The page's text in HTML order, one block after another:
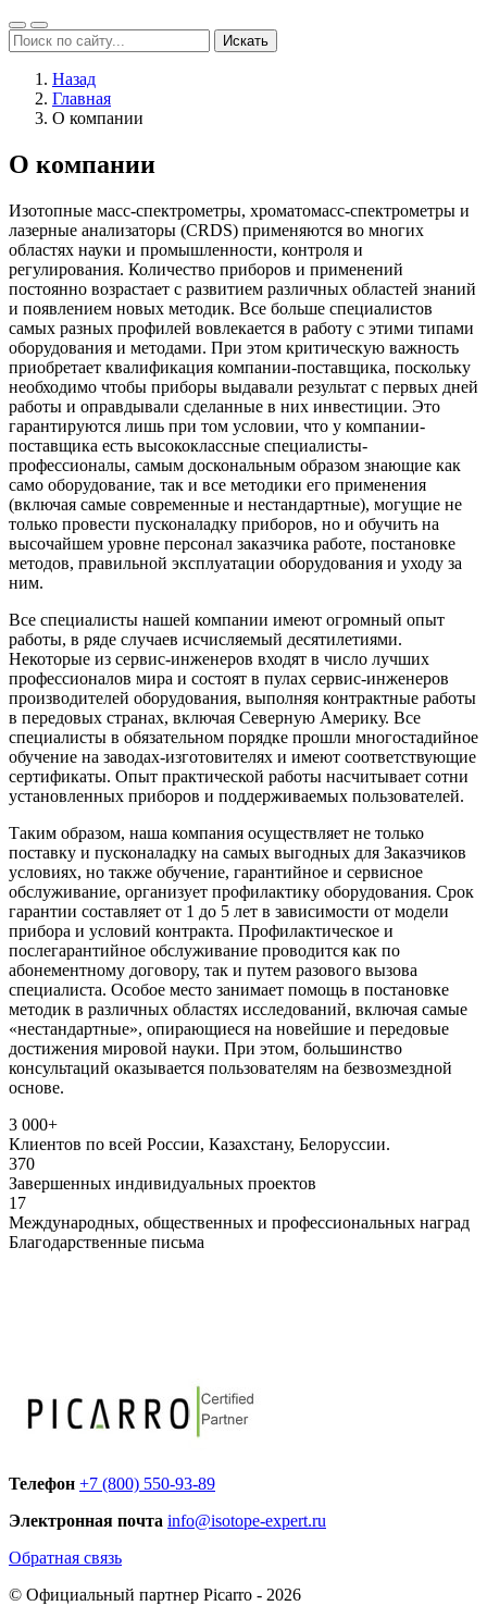
Искать
Назад
Главная
О компании
О компании
Изотопные масс-спектрометры, хроматомасс-спектрометры и
лазерные анализаторы (CRDS) применяются во многих
областях науки и промышленности, контроля и
регулирования. Количество приборов и применений
постоянно возрастает с развитием различных областей знаний
и появлением новых методик. Все больше специалистов
самых разных профилей вовлекается в работу с этими типами
оборудования и методами. При этом критическую важность
приобретает квалификация компании-поставщика, поскольку
необходимо чтобы приборы выдавали результат с первых дней
работы и оправдывали сделанные в них инвестиции. Это
гарантируются лишь при том условии, что у компании-
поставщика есть высококлассные специалисты-
профессионалы, самым доскональным образом знающие как
само оборудование, так и все методики его применения
(включая самые современные и нестандартные), могущие не
только провести пусконаладку приборов, но и обучить на
высочайшем уровне персонал заказчика работе, постановке
методов, правильной эксплуатации оборудования и уходу за
ним.
Все специалисты нашей компании имеют огромный опыт
работы, в ряде случаев исчисляемый десятилетиями.
Некоторые из сервис-инженеров входят в число лучших
профессионалов мира и состоят в пулах сервис-инженеров
производителей оборудования, выполняя контрактные работы
в передовых странах, включая Северную Америку. Все
специалисты в обязательном порядке прошли многостадийное
обучение на заводах-изготовителях и имеют соответствующие
сертификаты. Опыт практической работы насчитывает сотни
установленных приборов и поддерживаемых пользователей.
Таким образом, наша компания осуществляет не только
поставку и пусконаладку на самых выгодных для Заказчиков
условиях, но также обучение, гарантийное и сервисное
обслуживание, организует профилактику оборудования. Срок
гарантии составляет от 1 до 5 лет в зависимости от модели
прибора и условий контракта. Профилактическое и
послегарантийное обслуживание проводится как по
абонементному договору, так и путем разового вызова
специалиста. Особое место занимает помощь в постановке
методик в различных областях исследований, включая самые
«нестандартные», опирающиеся на новейшие и передовые
достижения мировой науки. При этом, большинство
консультаций оказывается пользователям на безвозмездной
основе.
3 000+
Клиентов по всей России, Казахстану, Белоруссии.
370
Завершенных индивидуальных проектов
17
Международных, общественных и профессиональных наград
Благодарственные письма
Телефон +7 (800) 550-93-89
Электронная почта info@isotope-expert.ru
Обратная связь
© Официальный партнер Picarro - 2026